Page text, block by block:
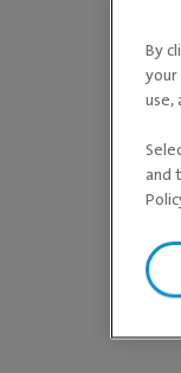
By
your
use,
and